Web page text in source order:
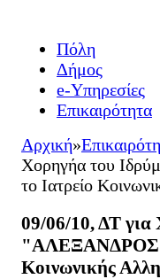
Πόλη
Δήμος
e-Υπηρεσίες
Επικαιρότητα
Αρχική»
Χορηγήα του
το Ιατρείο
09/06/10, ΔΤ για
"ΑΛΕΞΑΝΔΡΟΣ
Κοινωνικής